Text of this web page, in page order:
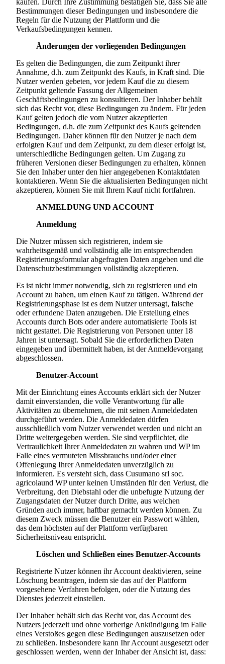
kaufen. Durch Ihre Zustimmung bestätigen Sie, dass Sie alle
Bestimmungen dieser Bedingungen und insbesondere die
Regeln für die Nutzung der Plattform und die
Verkaufsbedingungen kennen.
Änderungen der vorliegenden Bedingungen
Es gelten die Bedingungen, die zum Zeitpunkt ihrer
Annahme, d.h. zum Zeitpunkt des Kaufs, in Kraft sind. Die
Nutzer werden gebeten, vor jedem Kauf die zu diesem
Zeitpunkt geltende Fassung der Allgemeinen
Geschäftsbedingungen zu konsultieren. Der Inhaber behält
sich das Recht vor, diese Bedingungen zu ändern. Für jeden
Kauf gelten jedoch die vom Nutzer akzeptierten
Bedingungen, d.h. die zum Zeitpunkt des Kaufs geltenden
Bedingungen. Daher können für den Nutzer je nach dem
erfolgten Kauf und dem Zeitpunkt, zu dem dieser erfolgt ist,
unterschiedliche Bedingungen gelten. Um Zugang zu
früheren Versionen dieser Bedingungen zu erhalten, können
Sie den Inhaber unter den hier angegebenen Kontaktdaten
kontaktieren. Wenn Sie die aktualisierten Bedingungen nicht
akzeptieren, können Sie mit Ihrem Kauf nicht fortfahren.
ANMELDUNG UND ACCOUNT
Anmeldung
Die Nutzer müssen sich registrieren, indem sie
wahrheitsgemäß und vollständig alle im entsprechenden
Registrierungsformular abgefragten Daten angeben und die
Datenschutzbestimmungen vollständig akzeptieren.
Es ist nicht immer notwendig, sich zu registrieren und ein
Account zu haben, um einen Kauf zu tätigen. Während der
Registrierungsphase ist es dem Nutzer untersagt, falsche
oder erfundene Daten anzugeben. Die Erstellung eines
Accounts durch Bots oder andere automatisierte Tools ist
nicht gestattet. Die Registrierung von Personen unter 18
Jahren ist untersagt. Sobald Sie die erforderlichen Daten
eingegeben und übermittelt haben, ist der Anmeldevorgang
abgeschlossen.
Benutzer-Account
Mit der Einrichtung eines Accounts erklärt sich der Nutzer
damit einverstanden, die volle Verantwortung für alle
Aktivitäten zu übernehmen, die mit seinen Anmeldedaten
durchgeführt werden. Die Anmeldedaten dürfen
ausschließlich vom Nutzer verwendet werden und nicht an
Dritte weitergegeben werden. Sie sind verpflichtet, die
Vertraulichkeit Ihrer Anmeldedaten zu wahren und WP im
Falle eines vermuteten Missbrauchs und/oder einer
Offenlegung Ihrer Anmeldedaten unverzüglich zu
informieren. Es versteht sich, dass Cusumano srl soc.
agricolaund WP unter keinen Umständen für den Verlust, die
Verbreitung, den Diebstahl oder die unbefugte Nutzung der
Zugangsdaten der Nutzer durch Dritte, aus welchen
Gründen auch immer, haftbar gemacht werden können. Zu
diesem Zweck müssen die Benutzer ein Passwort wählen,
das dem höchsten auf der Plattform verfügbaren
Sicherheitsniveau entspricht.
Löschen und Schließen eines Benutzer-Accounts
Registrierte Nutzer können ihr Account deaktivieren, seine
Löschung beantragen, indem sie das auf der Plattform
vorgesehene Verfahren befolgen, oder die Nutzung des
Dienstes jederzeit einstellen.
Der Inhaber behält sich das Recht vor, das Account des
Nutzers jederzeit und ohne vorherige Ankündigung im Falle
eines Verstoßes gegen diese Bedingungen auszusetzen oder
zu schließen. Insbesondere kann Ihr Account ausgesetzt oder
geschlossen werden, wenn der Inhaber der Ansicht ist, dass: